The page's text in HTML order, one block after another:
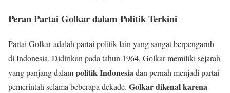
Peran Partai Golkar dalam Politik Terkini
Partai Golkar adalah partai politik lain yang sangat berpengaruh
di Indonesia. Didirikan pada tahun 1964, Golkar memiliki sejarah
yang panjang dalampolitik Indonesiadan pernah menjadi partai
pemerintah selama beberapa dekade. Golkar dikenal karena